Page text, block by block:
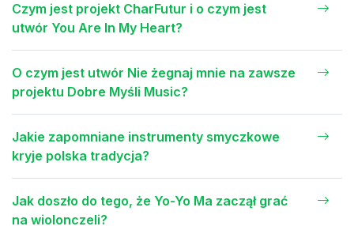
Czym jest projekt CharFutur i o czym jest
utwór You Are In My Heart?
O czym jest utwór Nie żegnaj mnie na zawsze
projektu Dobre Myśli Music?
Jakie zapomniane instrumenty smyczkowe
kryje polska tradycja?
Jak doszło do tego, że Yo-Yo Ma zaczął grać
na wiolonczeli?